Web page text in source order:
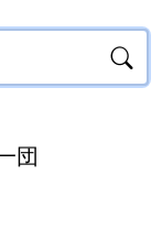
団